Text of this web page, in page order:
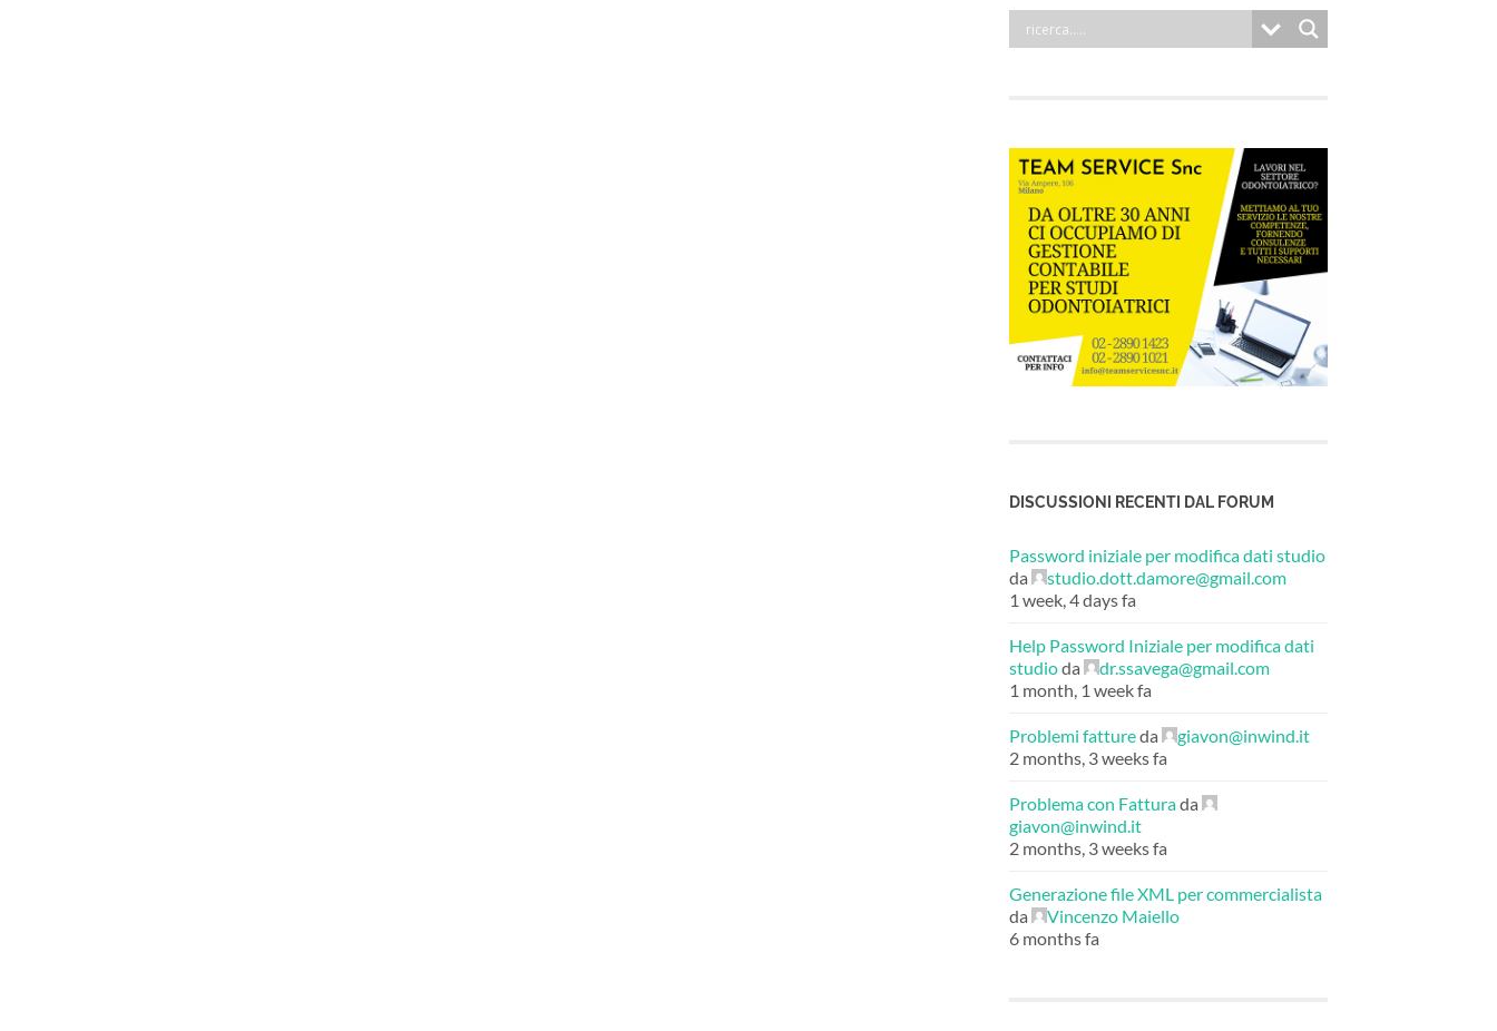
DISCUSSIONI RECENTI DAL FORUM
Password iniziale per modifica dati studio
da
studio.dott.damore@gmail.com
1 week, 4 days fa
Help Password Iniziale per modifica dati
studioda
dr.ssavega@gmail.com
1 month, 1 week fa
Problemi fattureda
giavon@inwind.it
2 months, 3 weeks fa
Problema con Fatturada
giavon@inwind.it
2 months, 3 weeks fa
Generazione file XML per commercialista
da
Vincenzo Maiello
6 months fa